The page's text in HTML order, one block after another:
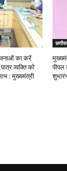
का करें
व्यक्ति को
: मुख्यमंत्री
पीपल